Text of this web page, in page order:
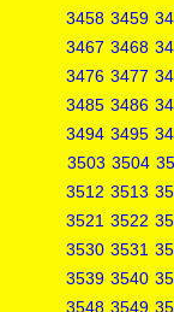
3458 3459
3467 3468
3476 3477
3485 3486
3494 3495
3503 3504
3512 3513
3521 3522
3530 3531
3539 3540
3548 3549